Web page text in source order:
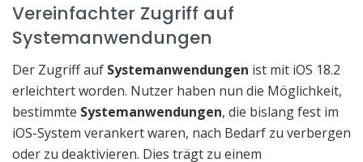
Vereinfachter Zugriff auf
Systemanwendungen
Der Zugriff auf Systemanwendungen ist mit iOS 18.2
erleichtert worden. Nutzer haben nun die Möglichkeit,
bestimmte Systemanwendungen, die bislang fest im
iOS-System verankert waren, nach Bedarf zu verbergen
oder zu deaktivieren. Dies trägt zu einem